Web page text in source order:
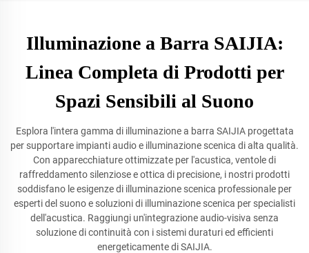
Illuminazione a Barra SAIJIA:
Linea Completa di Prodotti per
Spazi Sensibili al Suono
Esplora l'intera gamma di illuminazione a barra SAIJIA progettata
per supportare impianti audio e illuminazione scenica di alta qualità.
Con apparecchiature ottimizzate per l'acustica, ventole di
raffreddamento silenziose e ottica di precisione, i nostri prodotti
soddisfano le esigenze di illuminazione scenica professionale per
esperti del suono e soluzioni di illuminazione scenica per specialisti
dell'acustica. Raggiungi un'integrazione audio-visiva senza
soluzione di continuità con i sistemi duraturi ed efficienti
energeticamente di SAIJIA.